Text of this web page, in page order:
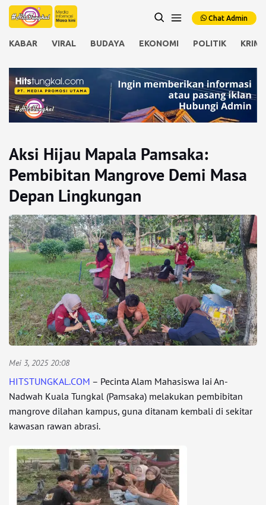
Chat Admin
KABAR VIRAL BUDAYA EKONOMI POLITIK
Aksi Hijau Mapala Pamsaka:
Pembibitan Mangrove Demi Masa
Depan Lingkungan
Mei 3, 2025 20:08
HITSTUNGKAL.COM – Pecinta Alam Mahasiswa Iai An-
Nadwah Kuala Tungkal (Pamsaka) melakukan pembibitan
mangrove dilahan kampus, guna ditanam kembali di sekitar
kawasan rawan abrasi.